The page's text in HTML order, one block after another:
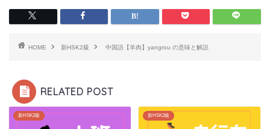
HOME 新HSK2級 中国語【羊肉】yangrou の意味と解説
RELATED POST
新HSK2級 新HSK2級